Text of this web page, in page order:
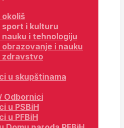
okoliš
sport i kulturu
nauku i tehnologiju
obrazovanje i nauku
zdravstvo
u skupštinama
Odbornici
u PSBiH
u PFBiH